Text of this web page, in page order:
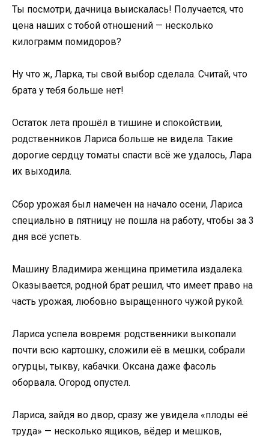
Ты посмотри, дачница выискалась! Получается, что
цена наших с тобой отношений — несколько
килограмм помидоров?
Ну что ж, Ларка, ты свой выбор сделала. Считай, что
брата у тебя больше нет!
Остаток лета прошёл в тишине и спокойствии,
родственников Лариса больше не видела. Такие
дорогие сердцу томаты спасти всё же удалось, Лара
их выходила.
Сбор урожая был намечен на начало осени, Лариса
специально в пятницу не пошла на работу, чтобы за 3
дня всё успеть.
Машину Владимира женщина приметила издалека.
Оказывается, родной брат решил, что имеет право на
часть урожая, любовно выращенного чужой рукой.
Лариса успела вовремя: родственники выкопали
почти всю картошку, сложили её в мешки, собрали
огурцы, тыкву, кабачки. Оксана даже фасоль
оборвала. Огород опустел.
Лариса, зайдя во двор, сразу же увидела «плоды её
труда» — несколько ящиков, вёдер и мешков,